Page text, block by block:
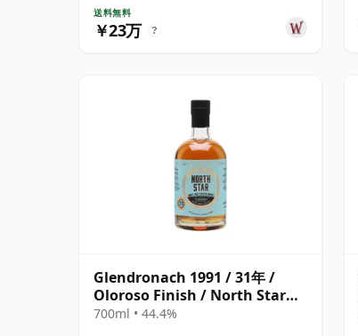
送料無料
￥23万 ?
Glendronach 1991 / 31年 /
Oloroso Finish / North Star
Series 021
700ml • 44.4%